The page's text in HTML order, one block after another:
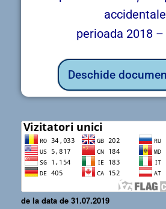
accidentale
perioada 2018 –
Deschide
de la data de 31.07.2019